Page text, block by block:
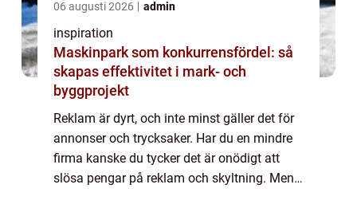
06 augusti 2026 admin
inspiration
Maskinpark som konkurrensfördel: så
skapas effektivitet i mark- och
byggprojekt
Reklam är dyrt, och inte minst gäller det för
annonser och trycksaker. Har du en mindre
firma kanske du tycker det är onödigt att
slösa pengar på reklam och skyltning. Men